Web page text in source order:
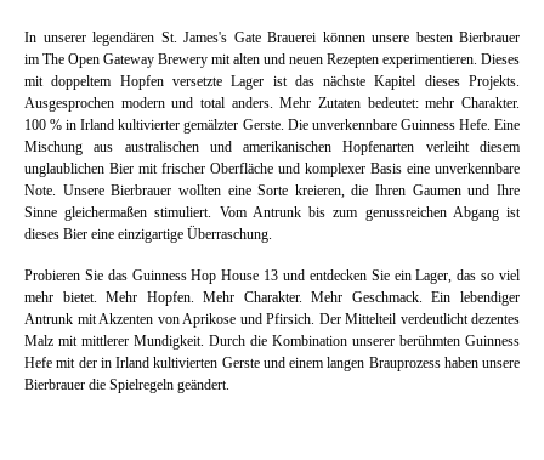
In unserer legendären St. James's Gate Brauerei können unsere besten Bierbrauer
im The Open Gateway Brewery mit alten und neuen Rezepten experimentieren. Dieses
mit doppeltem Hopfen versetzte Lager ist das nächste Kapitel dieses Projekts.
Ausgesprochen modern und total anders. Mehr Zutaten bedeutet: mehr Charakter.
100 % in Irland kultivierter gemälzter Gerste. Die unverkennbare Guinness Hefe. Eine
Mischung aus australischen und amerikanischen Hopfenarten verleiht diesem
unglaublichen Bier mit frischer Oberfläche und komplexer Basis eine unverkennbare
Note. Unsere Bierbrauer wollten eine Sorte kreieren, die Ihren Gaumen und Ihre
Sinne gleichermaßen stimuliert. Vom Antrunk bis zum genussreichen Abgang ist
dieses Bier eine einzigartige Überraschung.
Probieren Sie das Guinness Hop House 13 und entdecken Sie ein Lager, das so viel
mehr bietet. Mehr Hopfen. Mehr Charakter. Mehr Geschmack. Ein lebendiger
Antrunk mit Akzenten von Aprikose und Pfirsich. Der Mittelteil verdeutlicht dezentes
Malz mit mittlerer Mundigkeit. Durch die Kombination unserer berühmten Guinness
Hefe mit der in Irland kultivierten Gerste und einem langen Brauprozess haben unsere
Bierbrauer die Spielregeln geändert.